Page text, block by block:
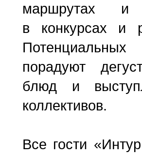
маршрутах и
в конкурсах и
порадуют
блюд и
коллективов.
Все гости